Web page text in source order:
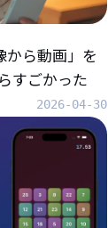
から動画」を
すごかった
2026-04-30